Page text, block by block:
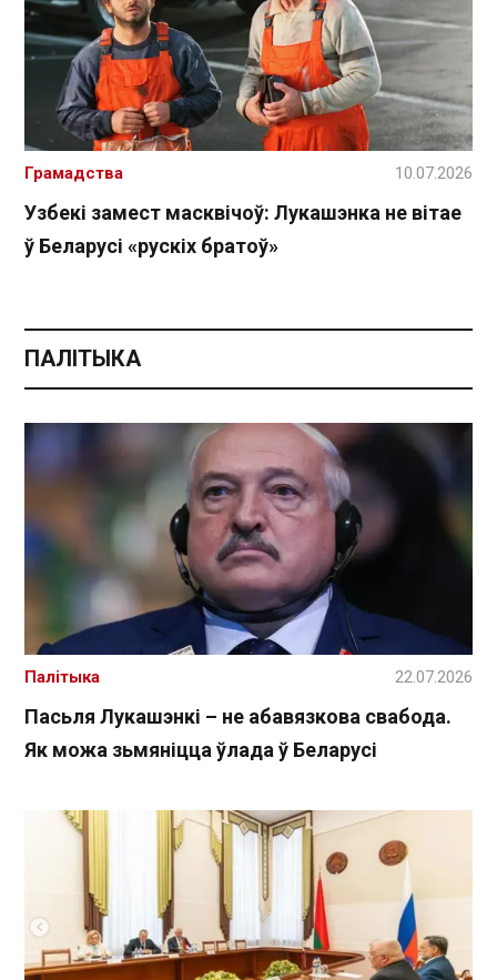
Узбекі замест масквічоў: Лукашэнка не вітае
ў Беларусі «рускіх братоў»
Грамадства 10.07.2026
ПАЛІТЫКА
Пасьля Лукашэнкі – не абавязкова свабода.
Як можа зьмяніцца ўлада ў Беларусі
Палітыка 22.07.2026